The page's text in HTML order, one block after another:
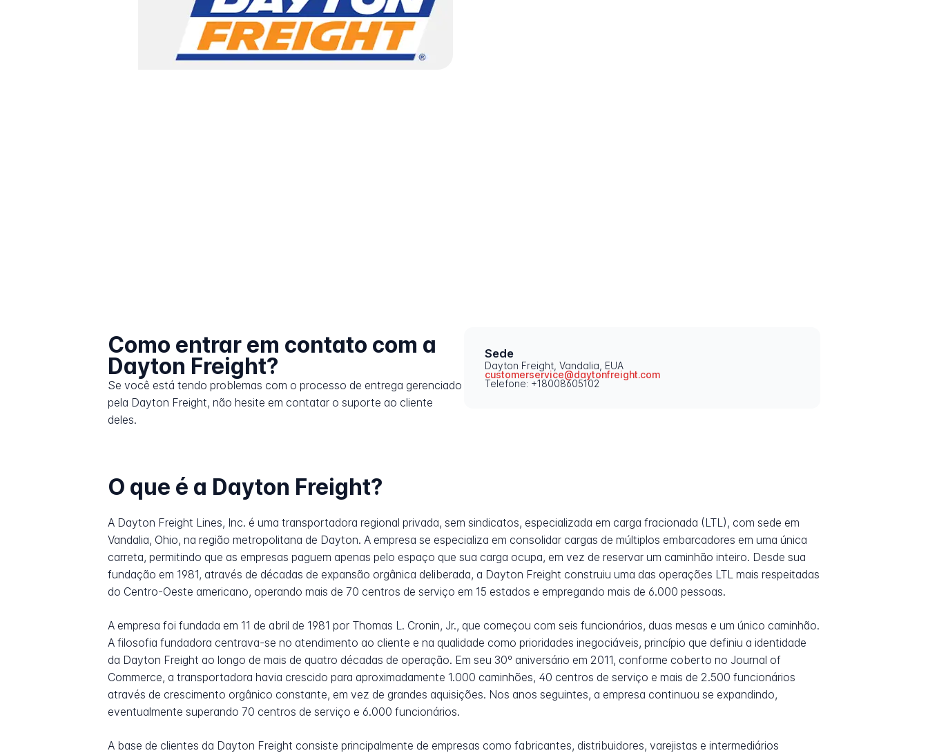
Como entrar em contato com a
Dayton Freight?
Se você está tendo problemas com o processo de entrega gerenciado
pela Dayton Freight, não hesite em contatar o suporte ao cliente
deles.
Sede
Dayton Freight, Vandalia, EUA
customerservice@daytonfreight.com
Telefone: +18008605102
O que é a Dayton Freight?
A Dayton Freight Lines, Inc. é uma transportadora regional privada, sem sindicatos, especializada em carga fracionada (LTL), com sede em
Vandalia, Ohio, na região metropolitana de Dayton. A empresa se especializa em consolidar cargas de múltiplos embarcadores em uma única
carreta, permitindo que as empresas paguem apenas pelo espaço que sua carga ocupa, em vez de reservar um caminhão inteiro. Desde sua
fundação em 1981, através de décadas de expansão orgânica deliberada, a Dayton Freight construiu uma das operações LTL mais respeitadas
do Centro-Oeste americano, operando mais de 70 centros de serviço em 15 estados e empregando mais de 6.000 pessoas.
A empresa foi fundada em 11 de abril de 1981 por Thomas L. Cronin, Jr., que começou com seis funcionários, duas mesas e um único caminhão.
A filosofia fundadora centrava-se no atendimento ao cliente e na qualidade como prioridades inegociáveis, princípio que definiu a identidade
da Dayton Freight ao longo de mais de quatro décadas de operação. Em seu 30º aniversário em 2011, conforme coberto no Journal of
Commerce, a transportadora havia crescido para aproximadamente 1.000 caminhões, 40 centros de serviço e mais de 2.500 funcionários
através de crescimento orgânico constante, em vez de grandes aquisições. Nos anos seguintes, a empresa continuou se expandindo,
eventualmente superando 70 centros de serviço e 6.000 funcionários.
A base de clientes da Dayton Freight consiste principalmente de empresas como fabricantes, distribuidores, varejistas e intermediários